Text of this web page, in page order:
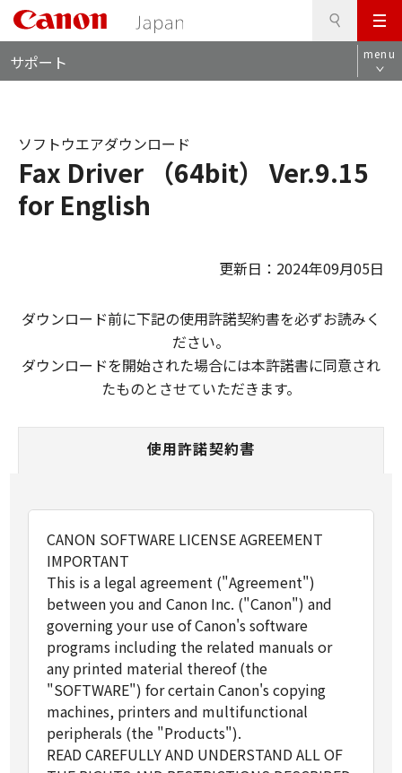
メ
ニ
ュ
サポート menu
Fax Driver （64bit） Ver.9.15
for English
ソフトウエアダウンロード
更新日：2024年09月05日
ダウンロード前に下記の使用許諾契約書を必ずお読みく
ださい。
ダウンロードを開始された場合には本許諾書に同意され
たものとさせていただきます。
使用許諾契約書
CANON SOFTWARE LICENSE AGREEMENT
IMPORTANT
This is a legal agreement ("Agreement")
between you and Canon Inc. ("Canon") and
governing your use of Canon's software
programs including the related manuals or
any printed material thereof (the
"SOFTWARE") for certain Canon's copying
machines, printers and multifunctional
peripherals (the "Products").
READ CAREFULLY AND UNDERSTAND ALL OF